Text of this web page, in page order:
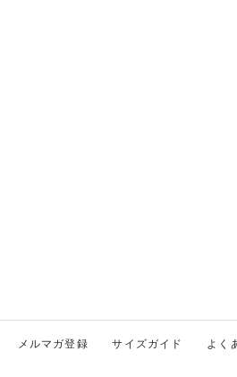
メルマガ登録 サイズガイド よく